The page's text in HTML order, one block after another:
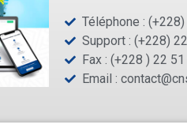
Téléphone :
Support : (+228)
Fax : (+228 ) 22
Email :